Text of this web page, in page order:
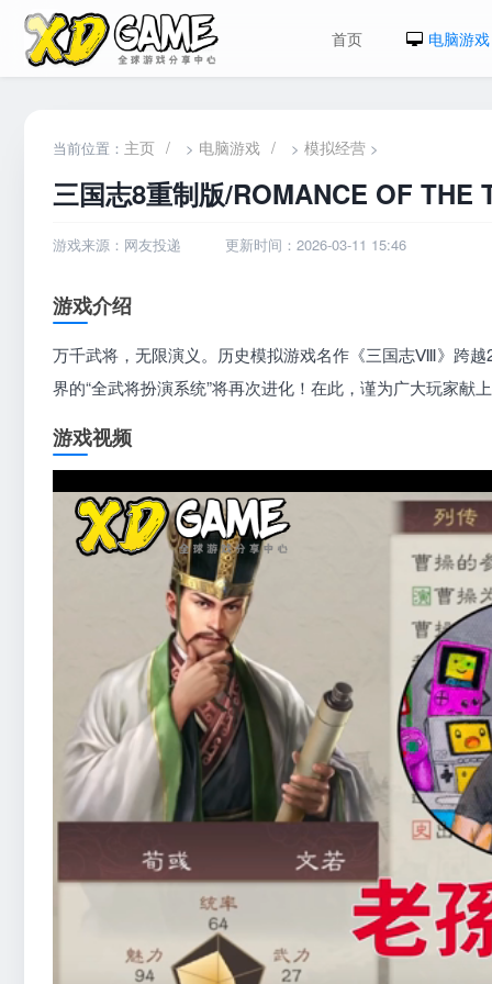
首页 电脑游戏
当前位置： 主页 / > 电脑游戏 / > 模拟经营 >
三国志8重制版/ROMANCE OF THE
游戏来源：网友投递 更新时间：2026-03-11 15:46
游戏介绍
万千武将，无限演义。历史模拟游戏名作《三国志Ⅷ》跨
界的“全武将扮演系统”将再次进化！在此，谨为广大玩家
游戏视频